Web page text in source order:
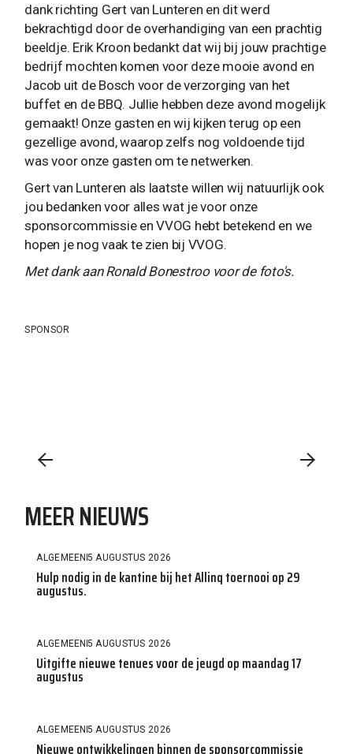
dank richting Gert van Lunteren en dit werd
bekrachtigd door de overhandiging van een prachtig
beeldje. Erik Kroon bedankt dat wij bij jouw prachtige
bedrijf mochten komen voor deze mooie avond en
Jacob uit de Bosch voor de verzorging van het
buffet en de BBQ. Jullie hebben deze avond mogelijk
gemaakt! Onze gasten en wij kijken terug op een
gezellige avond, waarop zelfs nog voldoende tijd
was voor onze gasten om te netwerken.
Gert van Lunteren als laatste willen wij natuurlijk ook
jou bedanken voor alles wat je voor onze
sponsorcommissie en VVOG hebt betekend en we
hopen je nog vaak te zien bij VVOG.
Met dank aan Ronald Bonestroo voor de foto's.
SPONSOR
MEER NIEUWS
ALGEMEEN 5 AUGUSTUS 2026
Hulp nodig in de kantine bij het Allinq toernooi op 29
augustus.
ALGEMEEN 5 AUGUSTUS 2026
Uitgifte nieuwe tenues voor de jeugd op maandag 17
augustus
ALGEMEEN 5 AUGUSTUS 2026
Nieuwe ontwikkelingen binnen de sponsorcommissie